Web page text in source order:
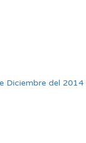
Diciembre del 2014